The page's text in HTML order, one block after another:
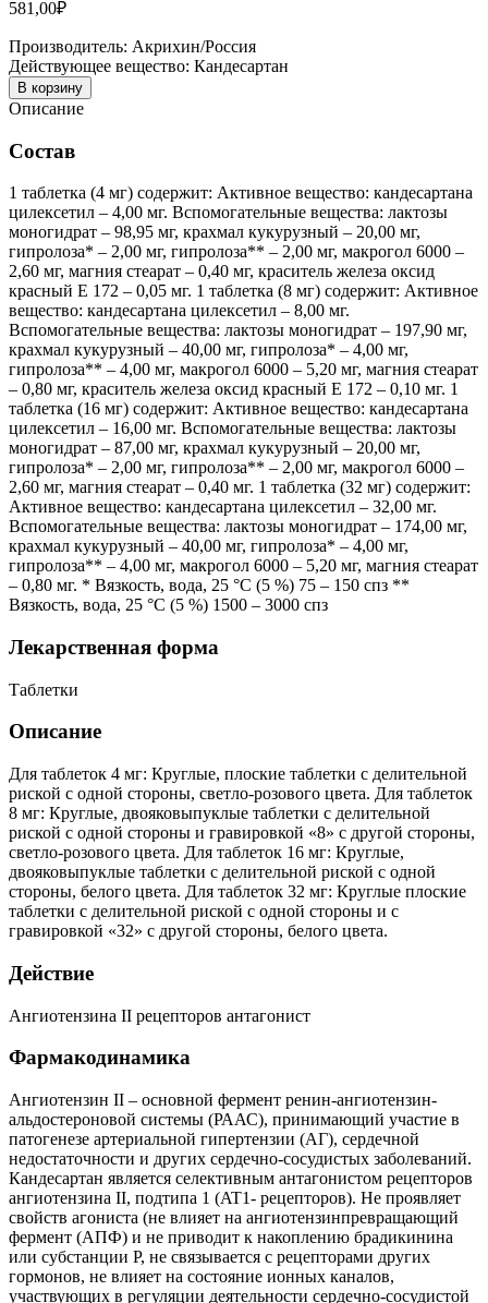
581,00₽
Производитель: Акрихин/Россия
Действующее вещество: Кандесартан
В корзину
Описание
Состав
1 таблетка (4 мг) содержит: Активное вещество: кандесартана
цилексетил – 4,00 мг. Вспомогательные вещества: лактозы
моногидрат – 98,95 мг, крахмал кукурузный – 20,00 мг,
гипролоза* – 2,00 мг, гипролоза** – 2,00 мг, макрогол 6000 –
2,60 мг, магния стеарат – 0,40 мг, краситель железа оксид
красный Е 172 – 0,05 мг. 1 таблетка (8 мг) содержит: Активное
вещество: кандесартана цилексетил – 8,00 мг.
Вспомогательные вещества: лактозы моногидрат – 197,90 мг,
крахмал кукурузный – 40,00 мг, гипролоза* – 4,00 мг,
гипролоза** – 4,00 мг, макрогол 6000 – 5,20 мг, магния стеарат
– 0,80 мг, краситель железа оксид красный Е 172 – 0,10 мг. 1
таблетка (16 мг) содержит: Активное вещество: кандесартана
цилексетил – 16,00 мг. Вспомогательные вещества: лактозы
моногидрат – 87,00 мг, крахмал кукурузный – 20,00 мг,
гипролоза* – 2,00 мг, гипролоза** – 2,00 мг, макрогол 6000 –
2,60 мг, магния стеарат – 0,40 мг. 1 таблетка (32 мг) содержит:
Активное вещество: кандесартана цилексетил – 32,00 мг.
Вспомогательные вещества: лактозы моногидрат – 174,00 мг,
крахмал кукурузный – 40,00 мг, гипролоза* – 4,00 мг,
гипролоза** – 4,00 мг, макрогол 6000 – 5,20 мг, магния стеарат
– 0,80 мг. * Вязкость, вода, 25 °С (5 %) 75 – 150 спз **
Вязкость, вода, 25 °С (5 %) 1500 – 3000 спз
Лекарственная форма
Таблетки
Описание
Для таблеток 4 мг: Круглые, плоские таблетки с делительной
риской с одной стороны, светло-розового цвета. Для таблеток
8 мг: Круглые, двояковыпуклые таблетки с делительной
риской с одной стороны и гравировкой «8» с другой стороны,
светло-розового цвета. Для таблеток 16 мг: Круглые,
двояковыпуклые таблетки с делительной риской с одной
стороны, белого цвета. Для таблеток 32 мг: Круглые плоские
таблетки с делительной риской с одной стороны и с
гравировкой «32» с другой стороны, белого цвета.
Действие
Ангиотензина II рецепторов антагонист
Фармакодинамика
Ангиотензин II – основной фермент ренин-ангиотензин-
альдостероновой системы (РААС), принимающий участие в
патогенезе артериальной гипертензии (АГ), сердечной
недостаточности и других сердечно-сосудистых заболеваний.
Кандесартан является селективным антагонистом рецепторов
ангиотензина II, подтипа 1 (AT1- рецепторов). Не проявляет
свойств агониста (не влияет на ангиотензинпревращающий
фермент (АПФ) и не приводит к накоплению брадикинина
или субстанции Р, не связывается с рецепторами других
гормонов, не влияет на состояние ионных каналов,
участвующих в регуляции деятельности сердечно-сосудистой